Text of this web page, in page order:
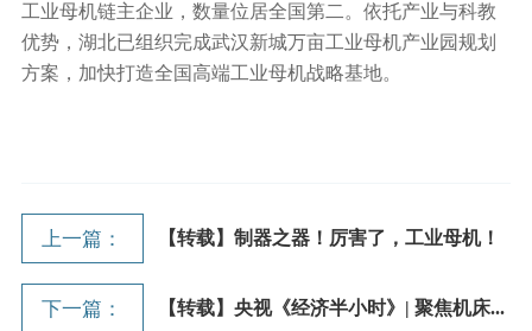
工业母机链主企业，数量位居全国第二。依托产业与科教
优势，湖北已组织完成武汉新城万亩工业母机产业园规划
方案，加快打造全国高端工业母机战略基地。
上一篇： 【转载】制器之器！厉害了，工业母机！
下一篇： 【转载】央视《经济半小时》| 聚焦机床...